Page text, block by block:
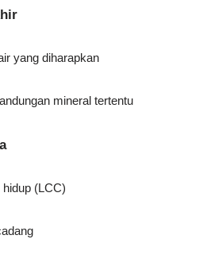
yang diharapkan
mineral tertentu
(LCC)